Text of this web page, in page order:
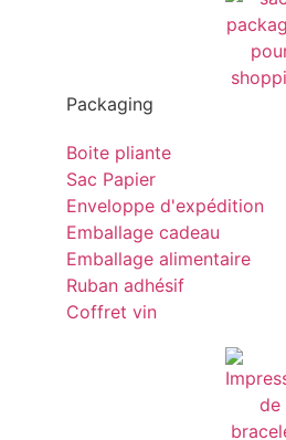
Packaging
Boite pliante
Sac Papier
Enveloppe d'expédition
Emballage cadeau
Emballage alimentaire
Ruban adhésif
Coffret vin